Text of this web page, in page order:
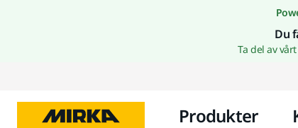
Du
Ta del av
Produkter